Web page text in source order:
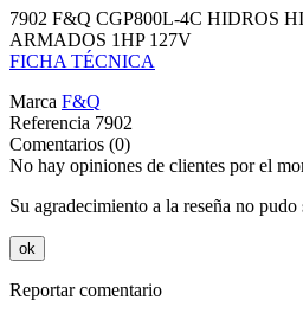
7902 F&Q CGP800L-4C HIDROS
ARMADOS 1HP 127V
FICHA TÉCNICA
Marca F&Q
Referencia 7902
Comentarios (0)
No hay opiniones de clientes por el
Su agradecimiento a la reseña no pudo
ok
Reportar comentario